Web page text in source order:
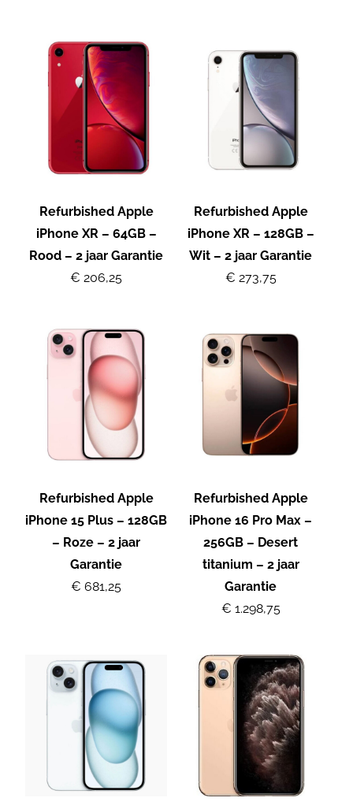
Refurbished Apple
iPhone XR – 64GB –
Rood – 2 jaar Garantie
€ 206,25
Refurbished Apple
iPhone XR – 128GB –
Wit – 2 jaar Garantie
€ 273,75
Refurbished Apple
iPhone 15 Plus – 128GB
– Roze – 2 jaar
Garantie
€ 681,25
Refurbished Apple
iPhone 16 Pro Max –
256GB – Desert
titanium – 2 jaar
Garantie
€ 1.298,75